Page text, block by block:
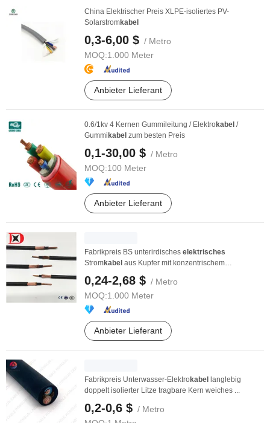
China Elektrischer Preis XLPE-isoliertes PV-
Solarstromkabel
0,3-6,00 $ / Metro
MOQ:1.000 Meter
Anbieter Lieferant
0.6/1kv 4 Kernen Gummileitung / Elektrokabel /
Gummi kabel zum besten Preis
0,1-30,00 $ / Metro
MOQ:100 Meter
Anbieter Lieferant
Fabrikpreis BS unterirdisches elektrisches
Stromkabel aus Kupfer mit konzentrischem
0,24-2,68 $ / Metro
MOQ:1.000 Meter
Anbieter Lieferant
Fabrikpreis Unterwasser-Elektrokabel
langlebig
doppelt isolierter Litze tragbare Kern weiches ...
0,2-0,6 $ / Metro